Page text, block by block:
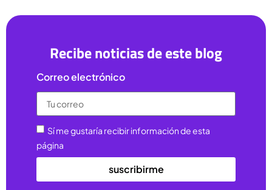
Recibe noticias de este blog
Correo electrónico
Sí me gustaría recibir información de esta
página
suscribirme